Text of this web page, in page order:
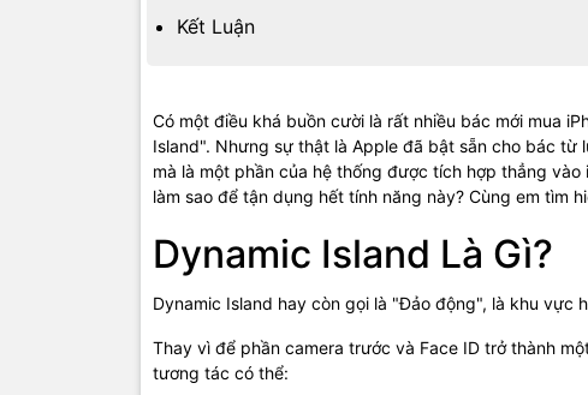
Kết Luận
Có một điều khá buồn cười là rất nhiều bác mới mua
Island". Nhưng sự thật là Apple đã bật sẵn cho bác từ
mà là một phần của hệ thống được tích hợp thẳng
làm sao để tận dụng hết tính năng này? Cùng em tìm
Dynamic Island Là Gì?
Dynamic Island hay còn gọi là "Đảo động", là khu vực
Thay vì để phần camera trước và Face ID trở thành
tương tác có thể: